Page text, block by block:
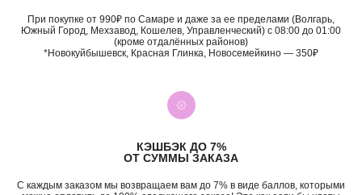
При покупке от 990₽ по Самаре и даже за ее пределами (Волгарь,
Южный Город, Мехзавод, Кошелев, Управленческий) с 08:00 до 01:00
(кроме отдалённых районов)
*Новокуйбышевск, Красная Глинка, Новосемейкино — 350₽
КЭШБЭК ДО 7%
ОТ СУММЫ ЗАКАЗА
С каждым заказом мы возвращаем вам до 7% в виде баллов, которыми